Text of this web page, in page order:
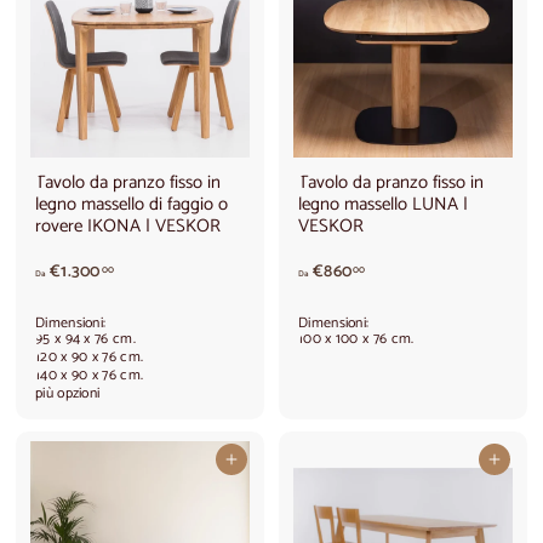
1
.
0
4
0
,
0
4
0
,
0
Tavolo da pranzo fisso in
legno massello di faggio o
rovere IKONA | VESKOR
Da €1.30000A
r
t
i
d
Dimensioni:
95 x 94 x 76 cm.
120 x 90 x 76 cm.
140 x 90 x 76 cm.
più opzioni
Tavolo da pranzo fisso in
legno massello LUNA |
VESKOR
Da €86000d
€
8
Dimensioni:
100 x 100 x 76 cm.
Aggiungi al carrello Aggiungi al carrello